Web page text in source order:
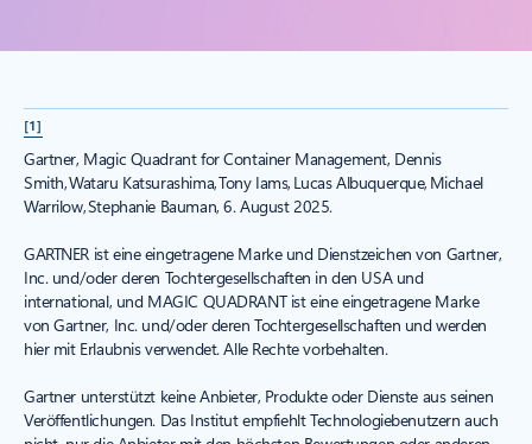
[1]
Gartner, Magic Quadrant for Container Management, Dennis
Smith, Wataru Katsurashima, Tony Iams, Lucas Albuquerque, Michael
Warrilow, Stephanie Bauman, 6. August 2025.
GARTNER ist eine eingetragene Marke und Dienstzeichen von Gartner,
Inc. und/oder deren Tochtergesellschaften in den USA und
international, und MAGIC QUADRANT ist eine eingetragene Marke
von Gartner, Inc. und/oder deren Tochtergesellschaften und werden
hier mit Erlaubnis verwendet. Alle Rechte vorbehalten.
Gartner unterstützt keine Anbieter, Produkte oder Dienste aus seinen
Veröffentlichungen. Das Institut empfiehlt Technologiebenutzern auch